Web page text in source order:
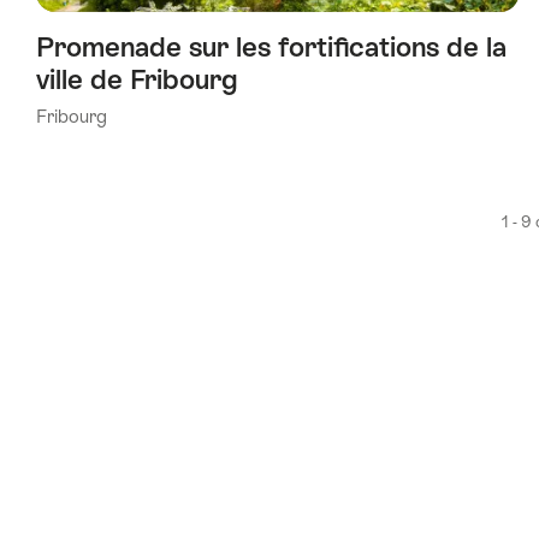
Promenade sur les fortifications de la
ville de Fribourg
Fribourg
1 - 9